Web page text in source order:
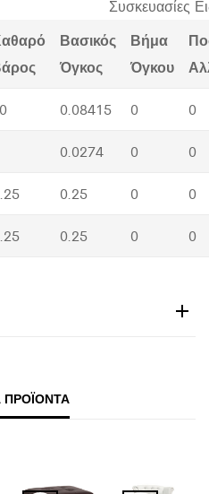
Συσκευασίες
Βασικός
Όγκος
Βήμα
Όγκου
0.08415 0 0
0.0274 0 0
0.25 0 0
0.25 0 0
ΠΡΟΪΌΝΤΑ